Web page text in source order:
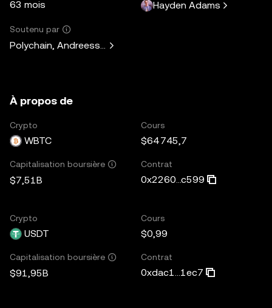
63 mois Hayden Adams
Soutenu par
Polychain, Andreessen Horowitz, Paradigm, Variant Fund,
À propos de
Crypto
WBTC
Cours
$64 745,7
Capitalisation boursière
$7,51B
Contrat
0x2260...c599
Crypto
USDT
Cours
$0,99
Capitalisation boursière
$91,95B
Contrat
0xdac1...1ec7